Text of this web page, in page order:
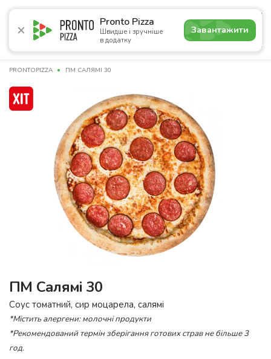
Pronto Pizza
Швидше і зручніше
в додатку
Завантажити
4.8
Акції Піца Суші Сети Напої
PRONTOPIZZA ПМ САЛЯМІ 30
ПМ Салямі 30
Соус томатний, сир моцарела, салямі
*Містить алергени: молочні продукти
*Рекомендований термін зберігання готових страв не більше 3
год.